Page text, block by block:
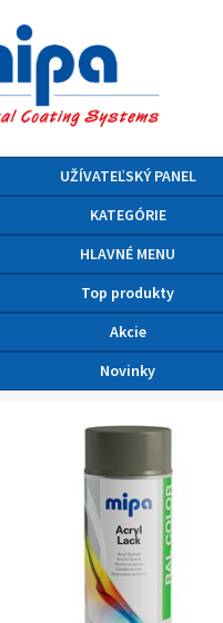
UŽÍVATEĽSKÝ PANEL
KATEGÓRIE
HLAVNÉ MENU
Top produkty
Akcie
Novinky